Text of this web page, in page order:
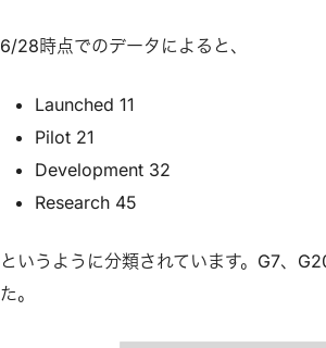
6/28時点でのデータによると、
Launched 11
Pilot 21
Development 32
Research 45
というように分類されています。G7、
た。